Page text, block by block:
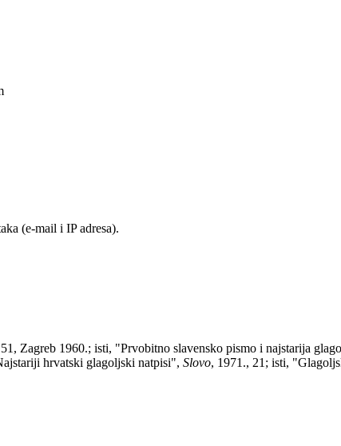
(e-mail i IP adresa).
Zagreb 1960.; isti, "Prvobitno slavensko pismo i najstarija
hrvatski glagoljski natpisi", Slovo, 1971., 21; isti,